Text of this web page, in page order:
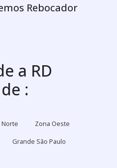
Rebocador
a RD
:
Norte
Zona Oeste
Grande São Paulo